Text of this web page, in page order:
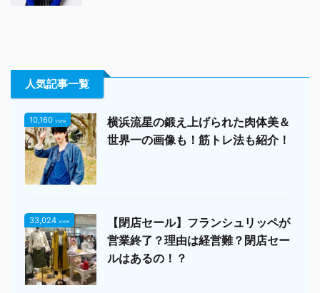
人気記事一覧
10,160 view
横浜流星の鍛え上げられた肉体美＆
世界一の画像も！筋トレ法も紹介！
33,024 view
【閉店セール】フランシュリッペが
営業終了？理由は経営難？閉店セー
ルはあるの！？